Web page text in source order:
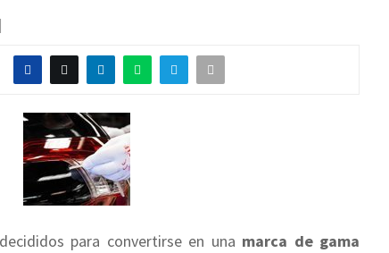
|
para convertirse en una marca de gama